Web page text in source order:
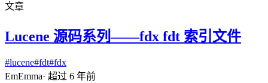
文章
Lucene 源码系列——fdx fdt 索引文件
#lucene#fdt#fdx
EmEmma· 超过 6 年前